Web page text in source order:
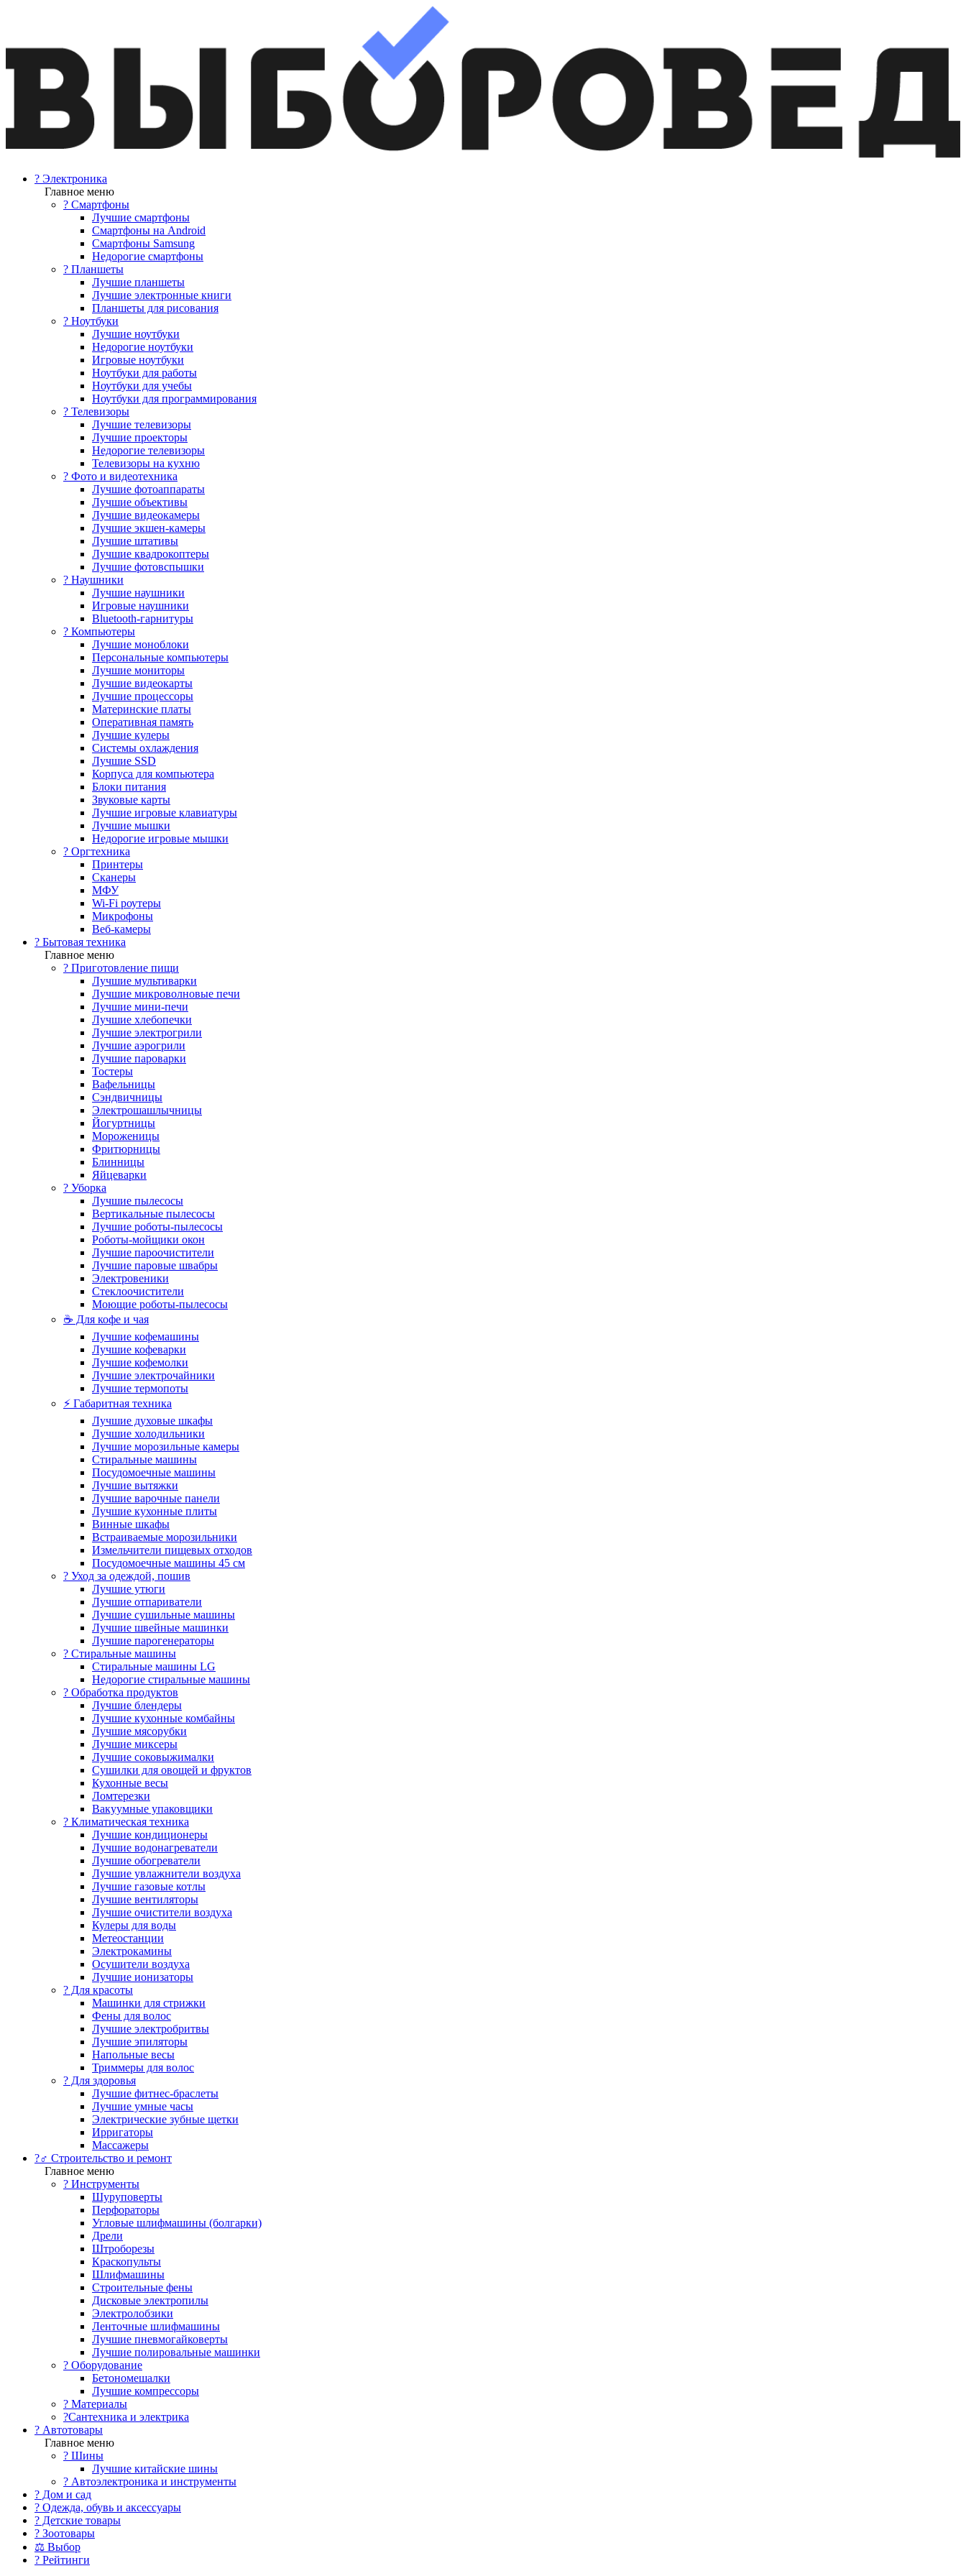
? Электроника
Главное меню
? Смартфоны
Лучшие смартфоны
Смартфоны на Android
Смартфоны Samsung
Недорогие смартфоны
? Планшеты
Лучшие планшеты
Лучшие электронные книги
Планшеты для рисования
? Ноутбуки
Лучшие ноутбуки
Недорогие ноутбуки
Игровые ноутбуки
Ноутбуки для работы
Ноутбуки для учебы
Ноутбуки для программирования
? Телевизоры
Лучшие телевизоры
Лучшие проекторы
Недорогие телевизоры
Телевизоры на кухню
? Фото и видеотехника
Лучшие фотоаппараты
Лучшие объективы
Лучшие видеокамеры
Лучшие экшен-камеры
Лучшие штативы
Лучшие квадрокоптеры
Лучшие фотовспышки
? Наушники
Лучшие наушники
Игровые наушники
Bluetooth-гарнитуры
?️ Компьютеры
Лучшие моноблоки
Персональные компьютеры
Лучшие мониторы
Лучшие видеокарты
Лучшие процессоры
Материнские платы
Оперативная память
Лучшие кулеры
Системы охлаждения
Лучшие SSD
Корпуса для компьютера
Блоки питания
Звуковые карты
Лучшие игровые клавиатуры
Лучшие мышки
Недорогие игровые мышки
?️ Оргтехника
Принтеры
Сканеры
МФУ
Wi-Fi роутеры
Микрофоны
Веб-камеры
? Бытовая техника
Главное меню
? Приготовление пищи
Лучшие мультиварки
Лучшие микроволновые печи
Лучшие мини-печи
Лучшие хлебопечки
Лучшие электрогрили
Лучшие аэрогрили
Лучшие пароварки
Тостеры
Вафельницы
Сэндвичницы
Электрошашлычницы
Йогуртницы
Мороженицы
Фритюрницы
Блинницы
Яйцеварки
? Уборка
Лучшие пылесосы
Вертикальные пылесосы
Лучшие роботы-пылесосы
Роботы-мойщики окон
Лучшие пароочистители
Лучшие паровые швабры
Электровеники
Стеклоочистители
Моющие роботы-пылесосы
☕ Для кофе и чая
Лучшие кофемашины
Лучшие кофеварки
Лучшие кофемолки
Лучшие электрочайники
Лучшие термопоты
⚡ Габаритная техника
Лучшие духовые шкафы
Лучшие холодильники
Лучшие морозильные камеры
Стиральные машины
Посудомоечные машины
Лучшие вытяжки
Лучшие варочные панели
Лучшие кухонные плиты
Винные шкафы
Встраиваемые морозильники
Измельчители пищевых отходов
Посудомоечные машины 45 см
? Уход за одеждой, пошив
Лучшие утюги
Лучшие отпариватели
Лучшие сушильные машины
Лучшие швейные машинки
Лучшие парогенераторы
? Стиральные машины
Стиральные машины LG
Недорогие стиральные машины
? Обработка продуктов
Лучшие блендеры
Лучшие кухонные комбайны
Лучшие мясорубки
Лучшие миксеры
Лучшие соковыжималки
Сушилки для овощей и фруктов
Кухонные весы
Ломтерезки
Вакуумные упаковщики
?️ Климатическая техника
Лучшие кондиционеры
Лучшие водонагреватели
Лучшие обогреватели
Лучшие увлажнители воздуха
Лучшие газовые котлы
Лучшие вентиляторы
Лучшие очистители воздуха
Кулеры для воды
Метеостанции
Электрокамины
Осушители воздуха
Лучшие ионизаторы
? Для красоты
Машинки для стрижки
Фены для волос
Лучшие электробритвы
Лучшие эпиляторы
Напольные весы
Триммеры для волос
? Для здоровья
Лучшие фитнес-браслеты
Лучшие умные часы
Электрические зубные щетки
Ирригаторы
Массажеры
?‍♂️ Строительство и ремонт
Главное меню
?️ Инструменты
Шуруповерты
Перфораторы
Угловые шлифмашины (болгарки)
Дрели
Штроборезы
Краскопульты
Шлифмашины
Строительные фены
Дисковые электропилы
Электролобзики
Ленточные шлифмашины
Лучшие пневмогайковерты
Лучшие полировальные машинки
?️ Оборудование
Бетономешалки
Лучшие компрессоры
? Материалы
?Сантехника и электрика
? Автотовары
Главное меню
? Шины
Лучшие китайские шины
? Автоэлектроника и инструменты
? Дом и сад
? Одежда, обувь и аксессуары
? Детские товары
? Зоотовары
⚖ Выбор
? Рейтинги